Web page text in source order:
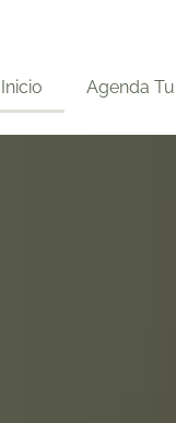
Inicio Agenda